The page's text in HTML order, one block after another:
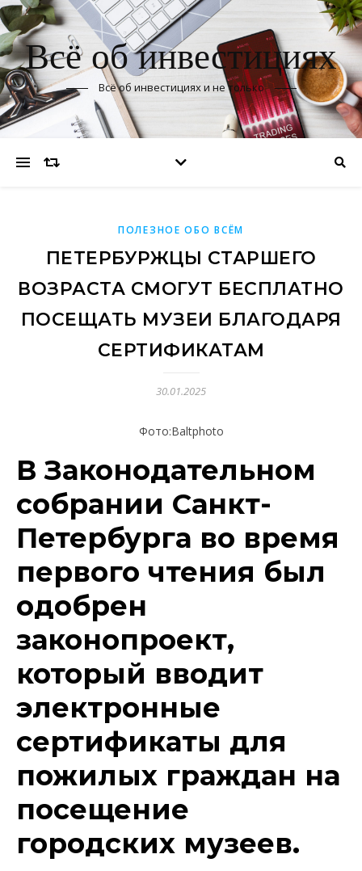
Всё об инвестициях
Всё об инвестициях и не только
ПОЛЕЗНОЕ ОБО ВСЁМ
ПЕТЕРБУРЖЦЫ СТАРШЕГО
ВОЗРАСТА СМОГУТ БЕСПЛАТНО
ПОСЕЩАТЬ МУЗЕИ БЛАГОДАРЯ
СЕРТИФИКАТАМ
30.01.2025
Фото:Вaltphoto
В Законодательном
собрании Санкт-
Петербурга во время
первого чтения был
одобрен
законопроект,
который вводит
электронные
сертификаты для
пожилых граждан на
посещение
городских музеев.